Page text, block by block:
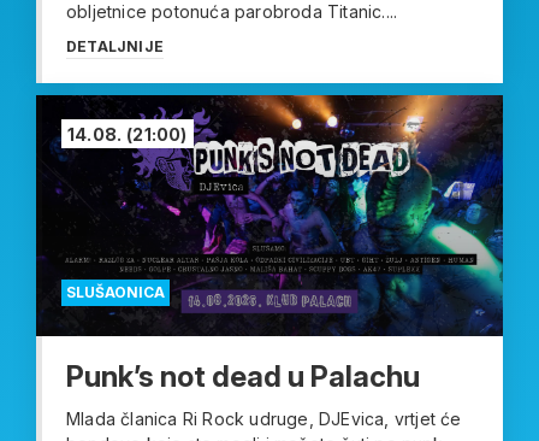
obljetnice potonuća parobroda Titanic....
DETALJNIJE
SLUŠAONICA
14.08. (21:00)
Punk’s not dead u Palachu
Mlada članica Ri Rock udruge, DJEvica, vrtjet će